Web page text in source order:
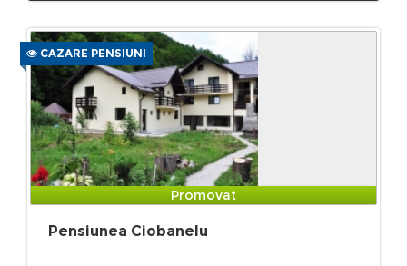
CAZARE PENSIUNI
Promovat
Pensiunea Ciobanelu